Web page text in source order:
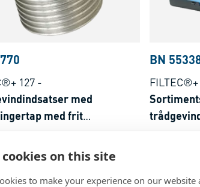
on this site
to make your experience on our website
127 -
med
med frit
BN
FILTEC®+